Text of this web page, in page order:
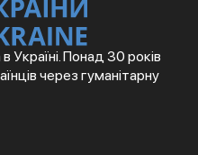
Україні. Понад 30 років
через гуманітарну